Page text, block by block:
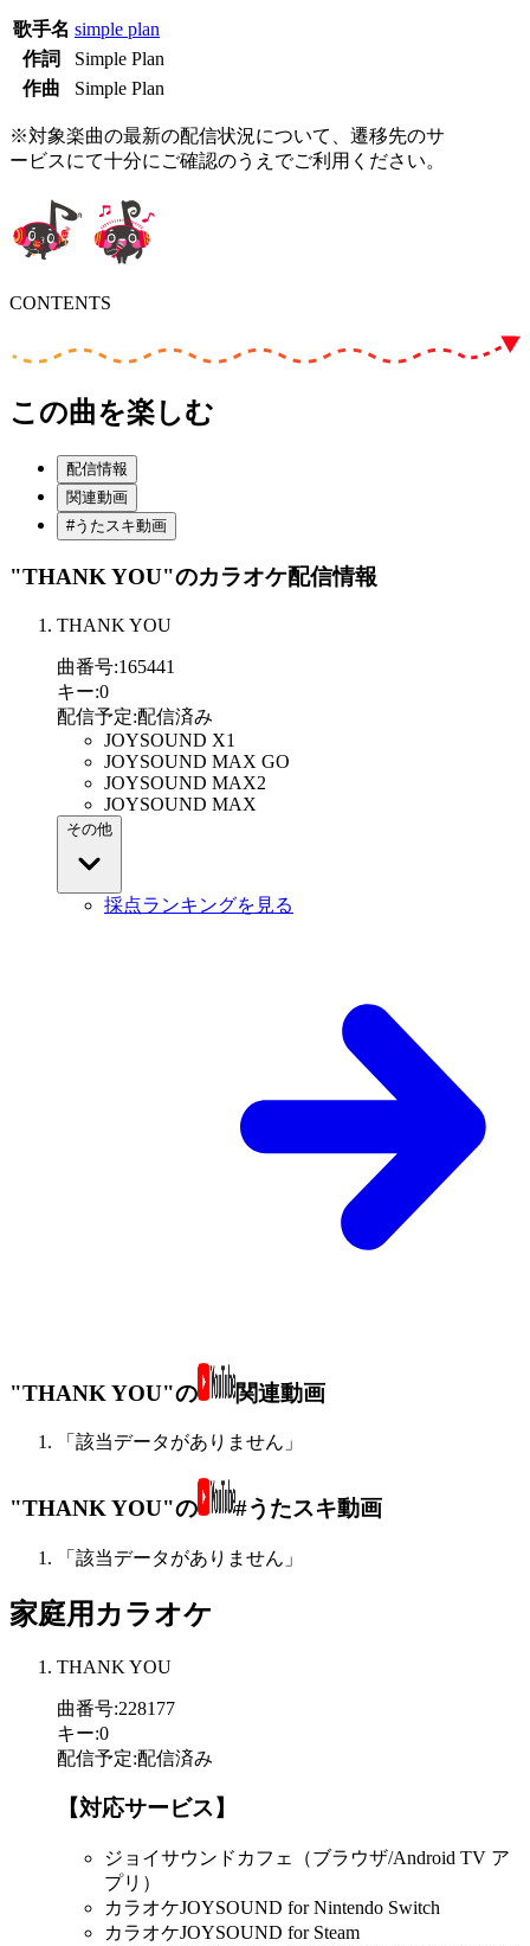
歌手名 simple plan
作詞
Simple Plan
作曲
Simple Plan
※対象楽曲の最新の配信状況について、遷移先のサ
ービスにて十分にご確認のうえでご利用ください。
CONTENTS
この曲を楽しむ
配信情報
関連動画
#うたスキ動画
"THANK YOU"のカラオケ配信情報
THANK YOU
曲番号:165441
キー:0
配信予定:配信済み
JOYSOUND X1
JOYSOUND MAX GO
JOYSOUND MAX2
JOYSOUND MAX
その他
採点ランキングを見る
"THANK YOU"の 関連動画
「該当データがありません」
"THANK YOU"の #うたスキ動画
「該当データがありません」
家庭用カラオケ
THANK YOU
曲番号:228177
キー:0
配信予定:配信済み
【対応サービス】
ジョイサウンドカフェ（ブラウザ/Android TV ア
プリ）
カラオケJOYSOUND for Nintendo Switch
カラオケJOYSOUND for Steam